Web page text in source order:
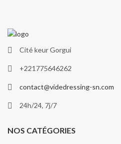
Cité keur Gorgui
+221775646262
contact@videdressing-sn.com
24h/24, 7j/7
NOS CATÉGORIES